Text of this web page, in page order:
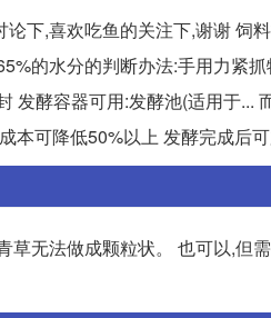
下,喜欢吃鱼的关注下,谢谢 饲
的水分的判断办法:手用力紧
发酵容器可用:发酵池(适用于...
可降低50%以上 发酵完成后
无法做成颗粒状。 也可以,但